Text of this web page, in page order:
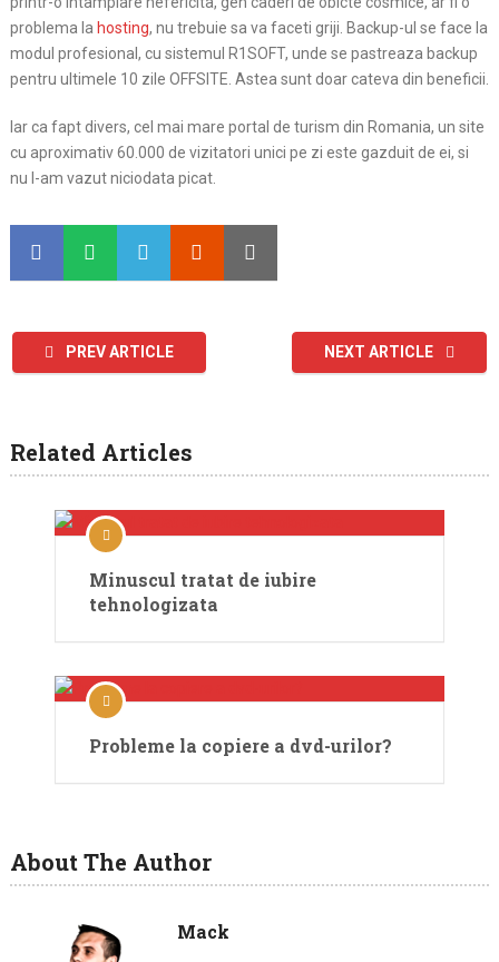
problema la hosting, nu trebuie sa va faceti griji. Backup-ul se face la
modul profesional, cu sistemul R1SOFT, unde se pastreaza backup
pentru ultimele 10 zile OFFSITE. Astea sunt doar cateva din beneficii.
Iar ca fapt divers, cel mai mare portal de turism din Romania, un site
cu aproximativ 60.000 de vizitatori unici pe zi este gazduit de ei, si
nu l-am vazut niciodata picat.
PREV ARTICLE NEXT ARTICLE
Related Articles
Minuscul tratat de iubire
tehnologizata
Probleme la copiere a dvd-urilor?
About The Author
Mack